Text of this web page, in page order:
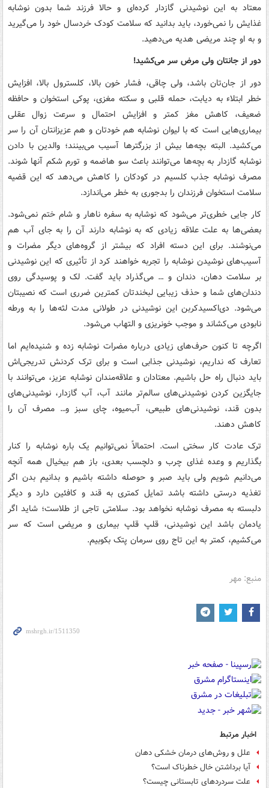
معتاد به این نوشیدنی گازدار کرده‌ای و حالا فرزند شما بدون نوشابه
غذایش را نمی‌خورد، باید بدانید که سلامت کودک خردسال خود را می‌گیرید
و به او چند مریضی هدیه می‌دهید.
دور از جانتان ولی مرض سر می‌کشید!
دور از جان‌تان باشد، ولی چاقی، فشار خون بالا، کلسترول بالا، افزایش
خطر ابتلاء به دیابت، حمله قلبی و سکته مغزی، پوکی استخوان و حافظه
ضعیف‌، کاهش مغز کمتر و افزایش احتمال و سرعت زوال عقلی
بیماری‌هایی است که با لیوان نوشابه هم خودتان و هم عزیزانتان آن را سر
می‌کشید. البته بچه‌ها بیش از بزرگترها آسیب می‌بینند؛ والدین با دادن
نوشابه گازدار به بچه‌ها می‌توانند باعث سو هاضمه و تورم شکم آنها شوند.
مصرف نوشابه جذب کلسیم در کودکان را کاهش می‌دهد که این قضیه
سلامت استخوان فرزندان را بدجوری به خطر می‌اندازد.
کار جایی خطری‌تر می‌شود که نوشابه به سفره ناهار و شام ختم نمی‌شود.
بعضی‌ها به علت علاقه زیادی که به نوشابه دارند آن را به جای آب هم
می‌نوشند. برای این دسته افراد که بیشتر از گروه‌های دیگر مضرات و
آسیب‌های نوشیدن نوشابه را تجربه خواهند کرد از تأثیری که این نوشیدنی
بر سلامت دهان، دندان و … می‌گذراد باید گفت. لک و پوسیدگی روی
دندان‌های شما و حذف زیبایی لبخندتان کمترین ضرری است که نصیبتان
می‌شود. دی‌اکسیدکربن این نوشیدنی در طولانی مدت لثه‌ها را به ورطه
نابودی می‌کشاند و موجب خونریزی و التهاب می‌شود.
اگرچه تا کنون حرف‌های زیادی درباره مضرات نوشابه زده و شنیده‌ایم اما
تعارف که نداریم، نوشیدنی جذابی است و برای ترک کردنش تدریجی‌اش
باید دنبال راه حل باشیم. معتادان و علاقه‌مندان نوشابه عزیز، می‌توانند با
جایگزین کردن نوشیدنی‌های سالم‌تر مانند آب، آب گازدار، نوشیدنی‌های
بدون قند، نوشیدنی‌های طبیعی، آب‌میوه، چای سبز و… مصرف آن را
کاهش دهند.
ترک عادت کار سختی است. احتمالاً نمی‌توانیم یک باره نوشابه را کنار
بگذاریم و وعده غذای چرب و دلچسب بعدی، باز هم بیخیال همه آنچه
می‌دانیم شویم ولی باید صبر و حوصله داشته باشیم و بدانیم بدن اگر
تغذیه درستی داشته باشد تمایل کمتری به قند و کافئین دارد و دیگر
دلبسته به مصرف نوشابه نخواهد بود. سلامتی تاجی از طلاست؛ شاید اگر
یادمان باشد این نوشیدنی، قلپ قلپ بیماری و مریضی است که سر
می‌کشیم، کمتر به این تاج روی سرمان پتک بکوبیم.
منبع: مهر
اخبار مرتبط
علل و روش‌های درمان خشکی دهان
آیا برداشتن خال خطرناک است؟
علت سردردهای تابستانی چیست؟